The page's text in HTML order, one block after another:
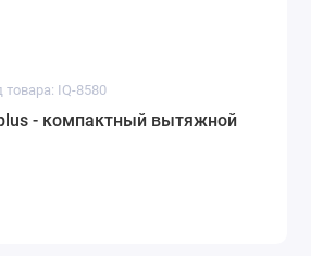
товара: IQ-8580
- компактный вытяжной